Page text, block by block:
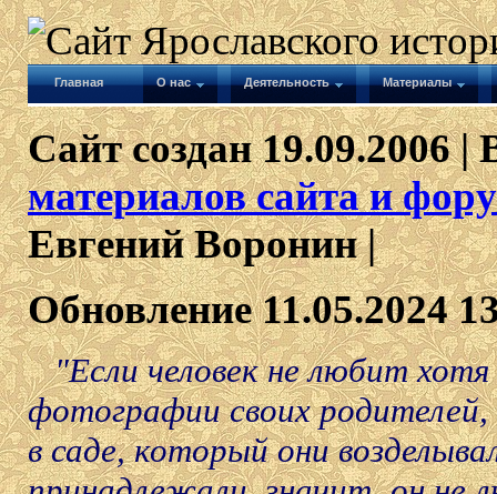
Главная О нас Деятельность Материалы
Сайт создан 19.09.2006 |
материалов сайта и
Евгений Воронин |
Обновление 11.05.2024
"Если человек не любит
фотографии своих
в саде, который они